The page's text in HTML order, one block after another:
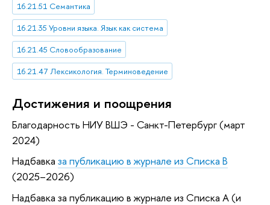
16.21.51 Семантика
16.21.35 Уровни языка. Язык как система
16.21.45 Словообразование
16.21.47 Лексикология. Терминоведение
Достижения и поощрения
Благодарность НИУ ВШЭ - Санкт-Петербург (март
2024)
Надбавка за публикацию в журнале из Списка B
(2025–2026)
Надбавка за публикацию в журнале из Списка А (и